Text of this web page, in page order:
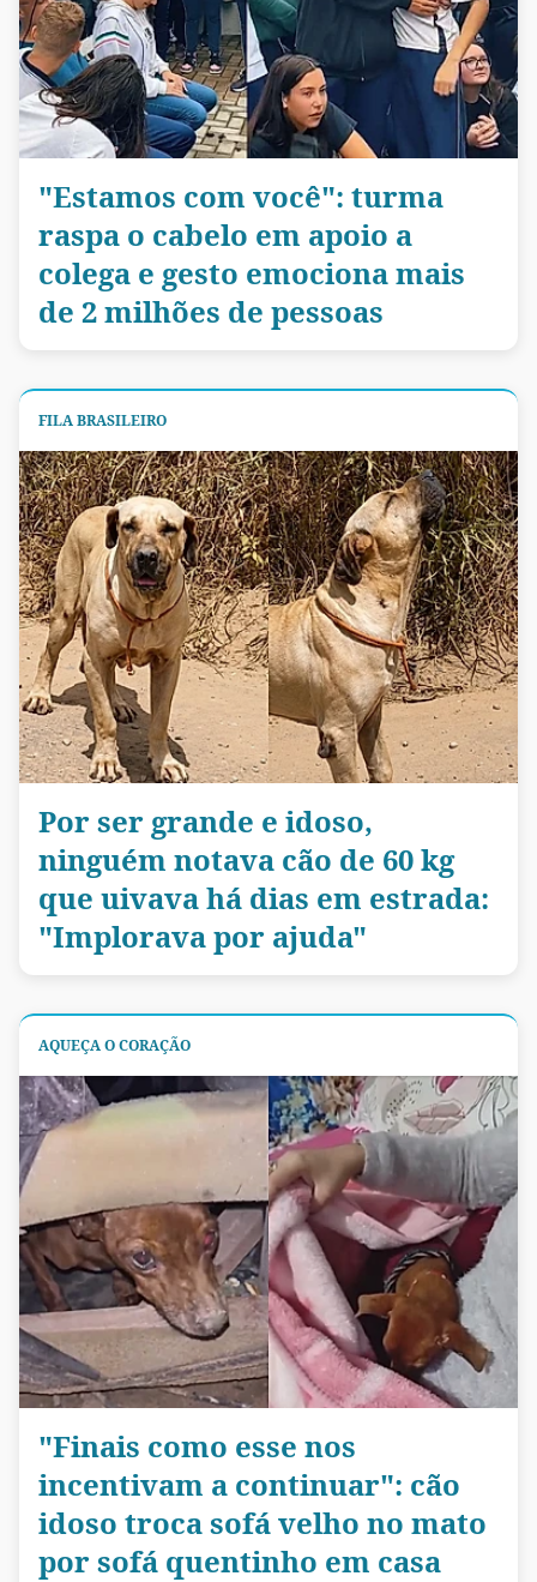
"Estamos com você": turma
raspa o cabelo em apoio a
colega e gesto emociona mais
de 2 milhões de pessoas
FILA BRASILEIRO
Por ser grande e idoso,
ninguém notava cão de 60 kg
que uivava há dias em estrada:
"Implorava por ajuda"
AQUEÇA O CORAÇÃO
"Finais como esse nos
incentivam a continuar": cão
idoso troca sofá velho no mato
por sofá quentinho em casa